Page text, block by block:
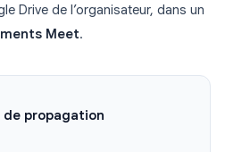
Drive de l’organisateur, dans un
Meet.
propagation